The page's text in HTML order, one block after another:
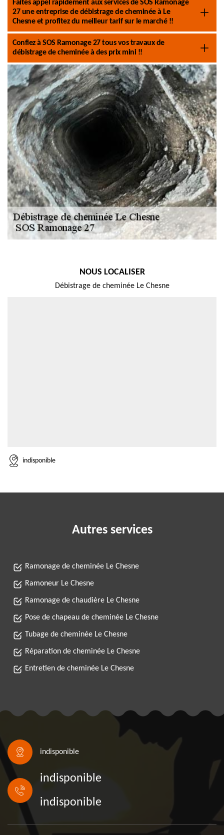
Faites appel rapidement aux services de SOS Ramonage
27 une entreprise de débistrage de cheminée à Le
Chesne et profitez du meilleur tarif sur le marché !!
Confiez à SOS Ramonage 27 tous vos travaux de
débistrage de cheminée à des prix mini !!
NOUS LOCALISER
Débistrage de cheminée Le Chesne
indisponible
Autres services
Ramonage de cheminée Le Chesne
Ramoneur Le Chesne
Ramonage de chaudière Le Chesne
Pose de chapeau de cheminée Le Chesne
Tubage de cheminée Le Chesne
Réparation de cheminée Le Chesne
Entretien de cheminée Le Chesne
indisponible
indisponible
indisponible